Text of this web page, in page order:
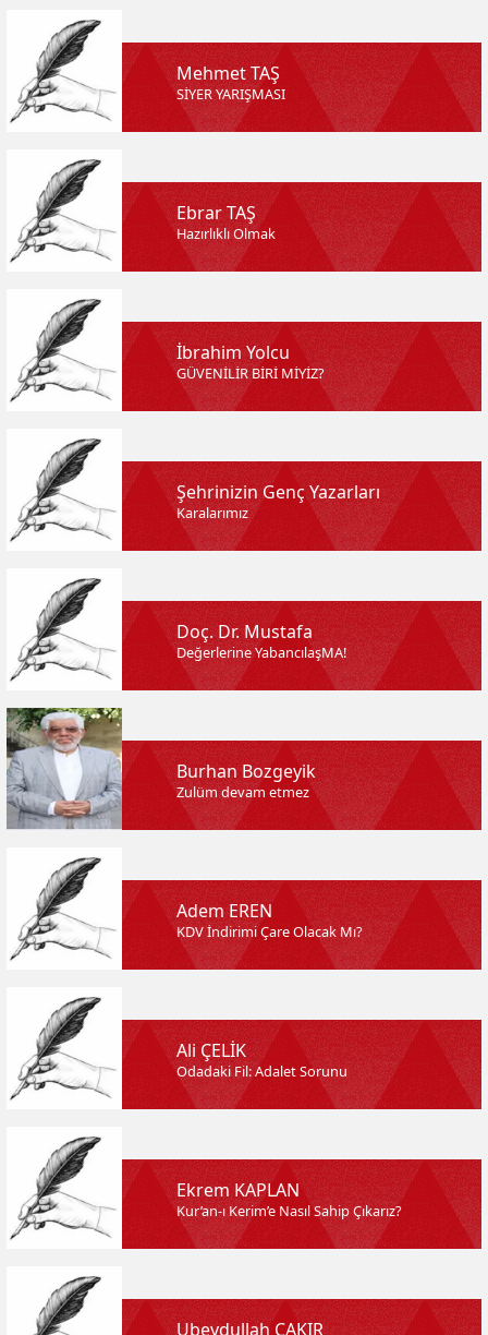
Mehmet TAŞ
SİYER YARIŞMASI
Ebrar TAŞ
Hazırlıklı Olmak
İbrahim Yolcu
GÜVENİLİR BİRİ MİYİZ?
Şehrinizin Genç Yazarları
Karalarımız
Doç. Dr. Mustafa
Değerlerine YabancılaşMA!
Burhan Bozgeyik
Zulüm devam etmez
Adem EREN
KDV İndirimi Çare Olacak Mı?
Ali ÇELİK
Odadaki Fil: Adalet Sorunu
Ekrem KAPLAN
Kur’an-ı Kerim’e Nasıl Sahip Çıkarız?
Ubeydullah ÇAKIR